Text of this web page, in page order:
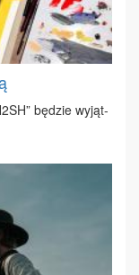
bę­dzie wy­jąt­